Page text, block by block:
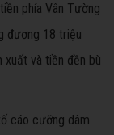
phía Vân Tường
đương 18 triệu
và tiền đền bù
cáo cưỡng dâm